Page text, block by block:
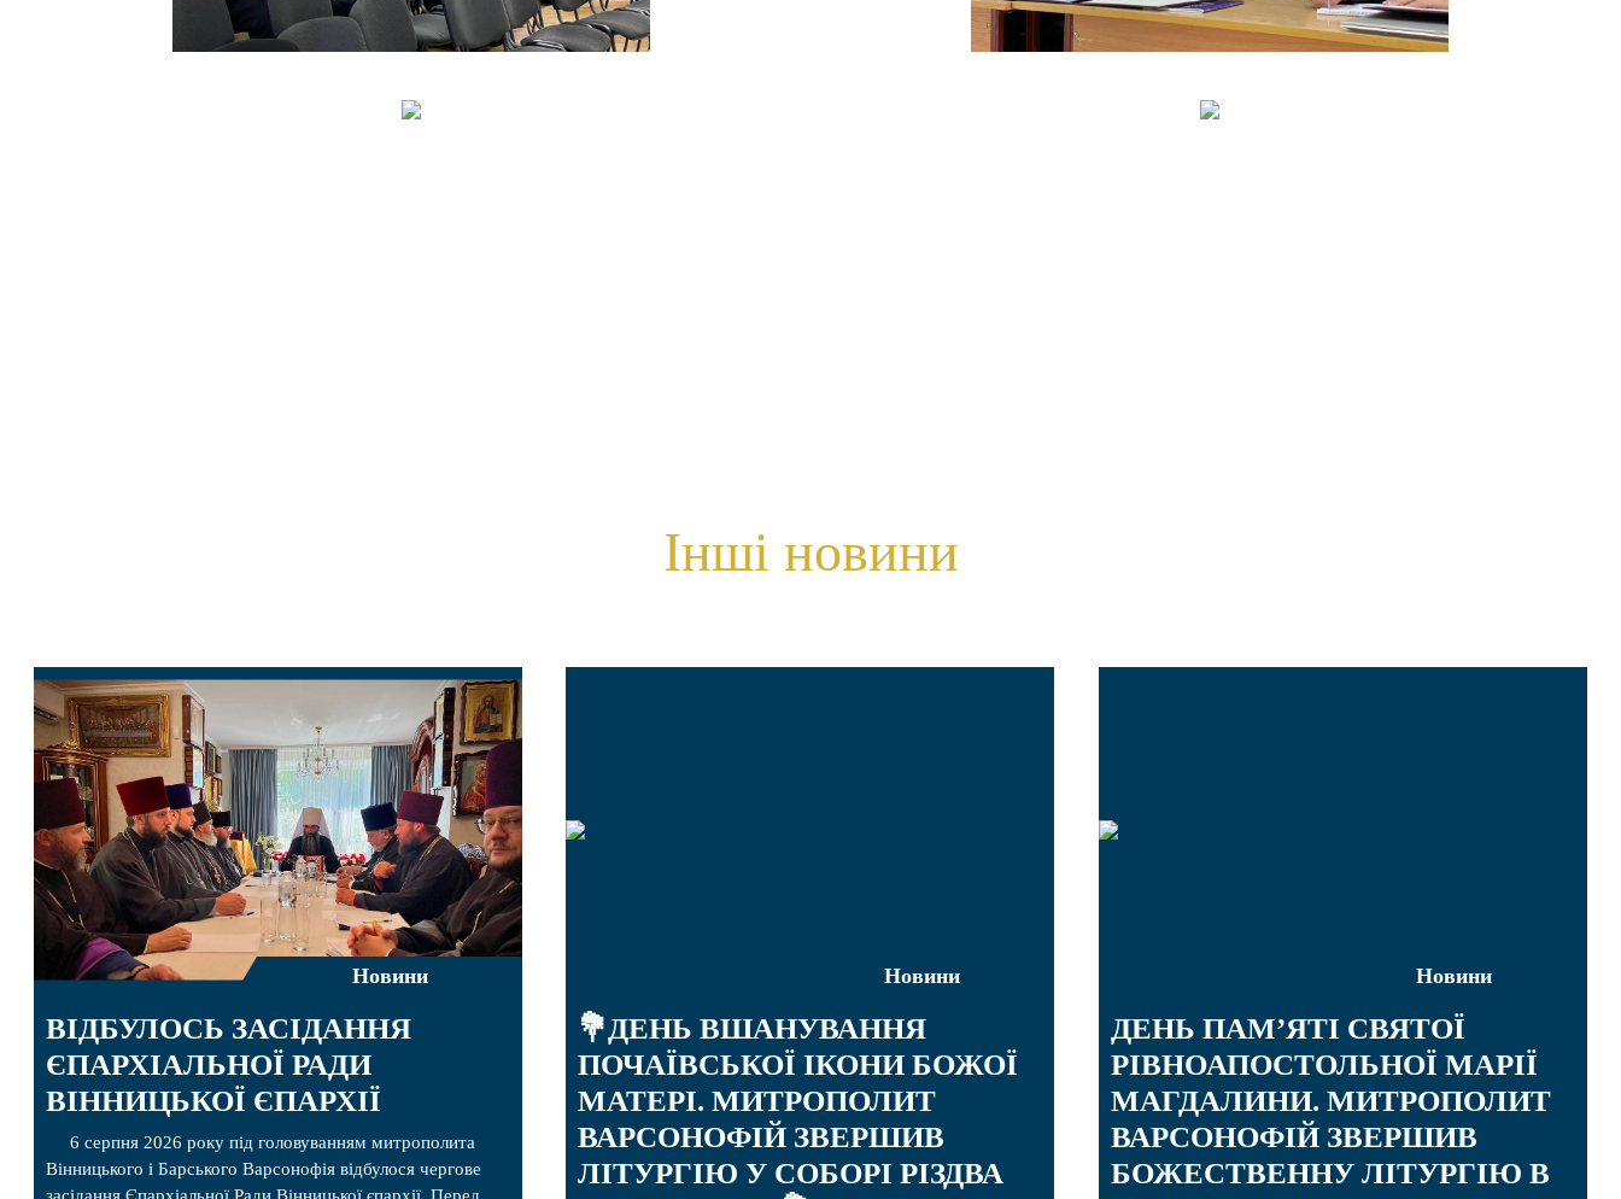
Інші новини
Новини
ВІДБУЛОСЬ ЗАСІДАННЯ
ЄПАРХІАЛЬНОЇ РАДИ
ВІННИЦЬКОЇ ЄПАРХІЇ
6 серпня 2026 року під головуванням митрополита
Вінницького і Барського Варсонофія відбулося чергове
Новини
💐ДЕНЬ ВШАНУВАННЯ
ПОЧАЇВСЬКОЇ ІКОНИ БОЖОЇ
МАТЕРІ. МИТРОПОЛИТ
ВАРСОНОФІЙ ЗВЕРШИВ
ЛІТУРГІЮ У СОБОРІ РІЗДВА
Новини
ДЕНЬ ПАМ’ЯТІ СВЯТОЇ
РІВНОАПОСТОЛЬНОЇ МАРІЇ
МАГДАЛИНИ. МИТРОПОЛИТ
ВАРСОНОФІЙ ЗВЕРШИВ
БОЖЕСТВЕННУ ЛІТУРГІЮ В